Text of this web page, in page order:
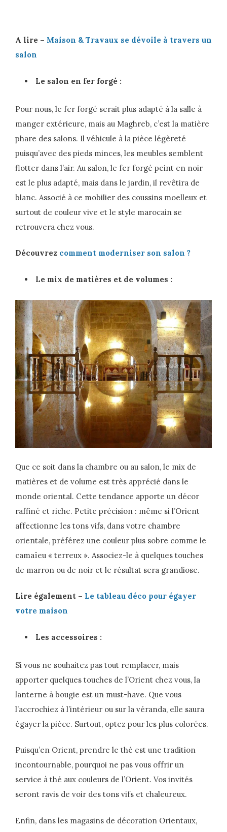
A lire – Maison & Travaux se dévoile à travers un
salon
Le salon en fer forgé :
Pour nous, le fer forgé serait plus adapté à la salle à
manger extérieure, mais au Maghreb, c’est la matière
phare des salons. Il véhicule à la pièce légèreté
puisqu’avec des pieds minces, les meubles semblent
flotter dans l’air. Au salon, le fer forgé peint en noir
est le plus adapté, mais dans le jardin, il revêtira de
blanc. Associé à ce mobilier des coussins moelleux et
surtout de couleur vive et le style marocain se
retrouvera chez vous.
Découvrez comment moderniser son salon ?
Le mix de matières et de volumes :
Que ce soit dans la chambre ou au salon, le mix de
matières et de volume est très apprécié dans le
monde oriental. Cette tendance apporte un décor
raffiné et riche. Petite précision : même si l’Orient
affectionne les tons vifs, dans votre chambre
orientale, préférez une couleur plus sobre comme le
camaïeu « terreux ». Associez-le à quelques touches
de marron ou de noir et le résultat sera grandiose.
Lire également – Le tableau déco pour égayer
votre maison
Les accessoires :
Si vous ne souhaitez pas tout remplacer, mais
apporter quelques touches de l’Orient chez vous, la
lanterne à bougie est un must-have. Que vous
l’accrochiez à l’intérieur ou sur la véranda, elle saura
égayer la pièce. Surtout, optez pour les plus colorées.
Puisqu’en Orient, prendre le thé est une tradition
incontournable, pourquoi ne pas vous offrir un
service à thé aux couleurs de l’Orient. Vos invités
seront ravis de voir des tons vifs et chaleureux.
Enfin, dans les magasins de décoration Orientaux,